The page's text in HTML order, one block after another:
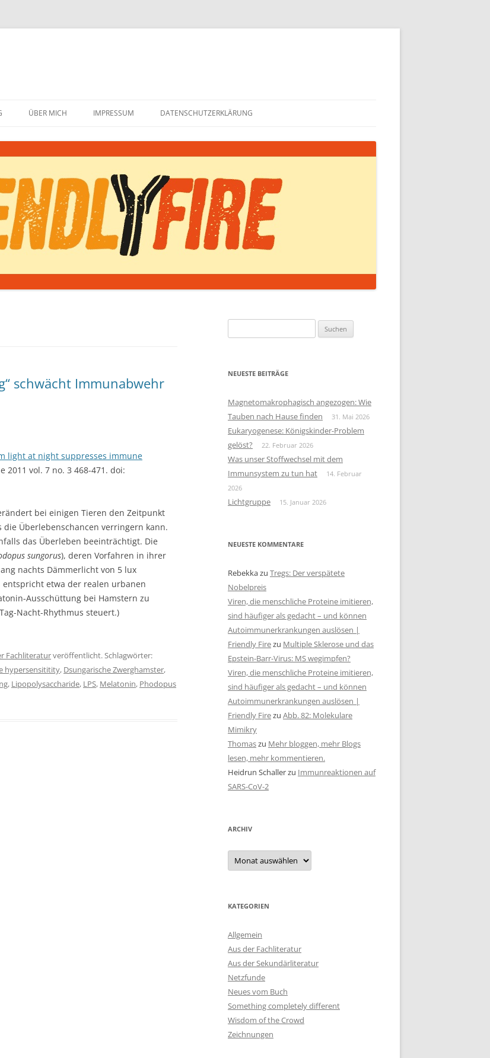
ÜBER MICH IMPRESSUM DATENSCHUTZERKLÄRUNG
schwächt Immunabwehr
light at night suppresses immune
2011 vol. 7 no. 3 468-471. doi:
bei einigen Tieren den Zeitpunkt
Überlebenschancen verringern kann.
das Überleben beeinträchtigt. Die
sungorus), deren Vorfahren in ihrer
nachts Dämmerlicht von 5 lux
etwa der realen urbanen
Ausschüttung bei Hamstern zu
Nacht-Rhythmus steuert.)
Fachliteraturveröffentlicht. Schlagwörter:
hypersensititity, Dsungarische Zwerghamster,
, Lipopolysaccharide, LPS, Melatonin, Phodopus
nach:
NEUESTE BEITRÄGE
Magnetomakrophagisch angezogen: Wie
Tauben nach Hause finden
31. Mai 2026
Eukaryogenese: Königskinder-Problem
gelöst?
22. Februar 2026
Was unser Stoffwechsel mit dem
Immunsystem zu tun hat
14. Februar
2026
Lichtgruppe 15. Januar 2026
NEUESTE KOMMENTARE
Rebekkazu Tregs: Der verspätete
Nobelpreis
Viren, die menschliche Proteine imitieren,
sind häufiger als gedacht – und können
Autoimmunerkrankungen auslösen |
Friendly Firezu Multiple Sklerose und das
Epstein-Barr-Virus: MS wegimpfen?
Viren, die menschliche Proteine imitieren,
sind häufiger als gedacht – und können
Autoimmunerkrankungen auslösen |
Friendly Firezu Abb. 82: Molekulare
Mimikry
Thomaszu Mehr bloggen, mehr Blogs
lesen, mehr kommentieren.
Heidrun Schallerzu Immunreaktionen auf
SARS-CoV-2
ARCHIV
Archiv
KATEGORIEN
Allgemein
Aus der Fachliteratur
Aus der Sekundärliteratur
Netzfunde
Neues vom Buch
Something completely different
Wisdom of the Crowd
Zeichnungen